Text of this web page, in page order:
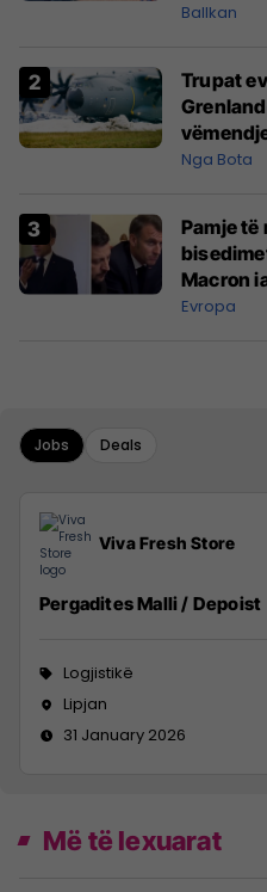
Ballkan
Trupat
Nga Bota
Pamje
Macron
t’i
Evropa
Jobs Deals
Viva Fresh Store
Pergadites Malli / Depoist
Logjistikë
Lipjan
31 January 2026
Më të lexuarat